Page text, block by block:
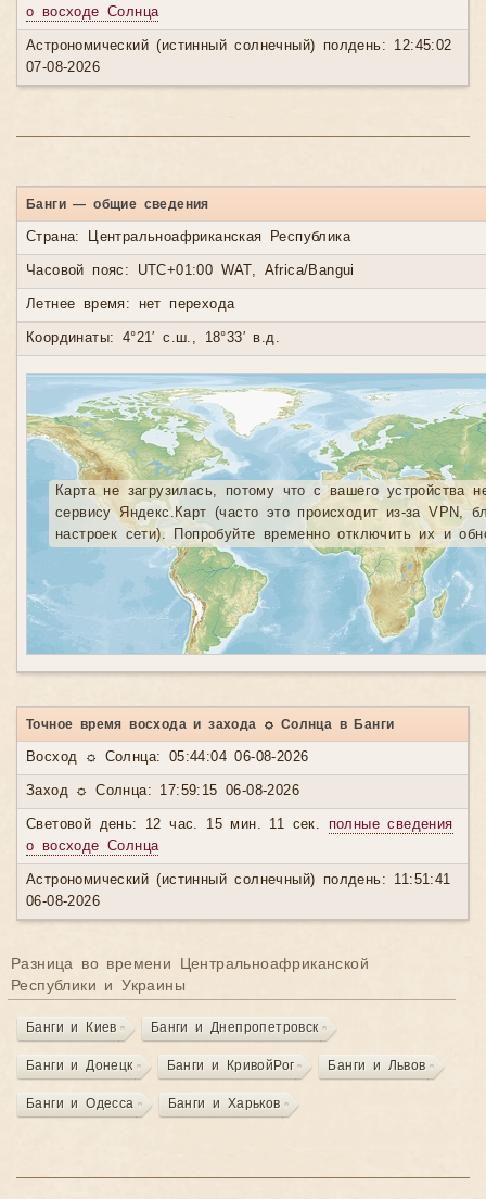
о восходе Солнца
Астрономический (истинный солнечный) полдень: 12:45:02
07-08-2026
Банги — общие сведения
Страна: Центральноафриканская Республика
Часовой пояс: UTC+01:00 WAT, Africa/Bangui
Летнее время: нет перехода
Координаты: 4°21′ с.ш., 18°33′ в.д.
Карта не загрузилась, потому что с вашего устройства
сервису Яндекс.Карт (часто это происходит из-за VPN,
настроек сети). Попробуйте временно отключить их и
Точное время восхода и захода ☼ Солнца в Банги
Восход ☼ Солнца: 05:44:04 06-08-2026
Заход ☼ Солнца: 17:59:15 06-08-2026
Световой день: 12 час. 15 мин. 11 сек. полные сведения
о восходе Солнца
Астрономический (истинный солнечный) полдень: 11:51:41
06-08-2026
Разница во времени Центральноафриканской
Республики и Украины
Банги и Киев Банги и Днепропетровск
Банги и Донецк Банги и КривойРог Банги и Львов
Банги и Одесса Банги и Харьков